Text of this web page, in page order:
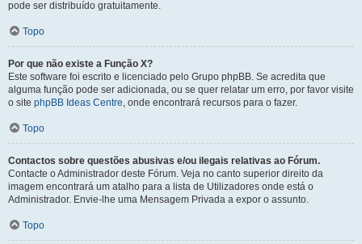
pode ser distribuído gratuitamente.
Topo
Por que não existe a Função X?
Este software foi escrito e licenciado pelo Grupo phpBB. Se acredita que
alguma função pode ser adicionada, ou se quer relatar um erro, por favor visite
o site phpBB Ideas Centre, onde encontrará recursos para o fazer.
Topo
Contactos sobre questões abusivas e/ou ilegais relativas ao Fórum.
Contacte o Administrador deste Fórum. Veja no canto superior direito da
imagem encontrará um atalho para a lista de Utilizadores onde está o
Administrador. Envie-lhe uma Mensagem Privada a expor o assunto.
Topo